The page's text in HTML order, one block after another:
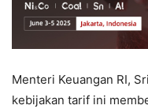
Menteri Keuangan RI,
kebijakan tarif ini